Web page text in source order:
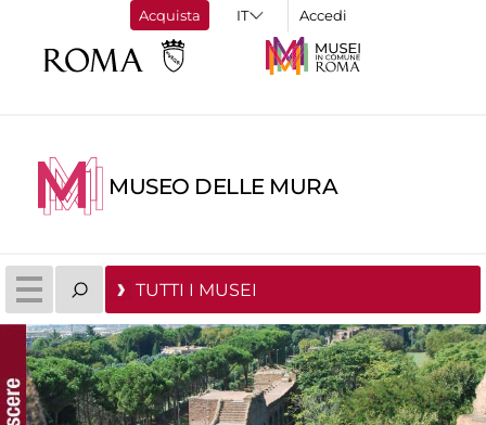
Acquista Accedi
MUSEO DELLE MURA
TUTTI I MUSEI